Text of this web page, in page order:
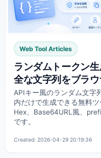
Web Tool Articles
ランダムトークン
全な文字列をブラ
APIキー風のランダム文字
内だけで生成できる無料
Hex、Base64URL風、
です。
Created: 2026-04-29 20:19:36